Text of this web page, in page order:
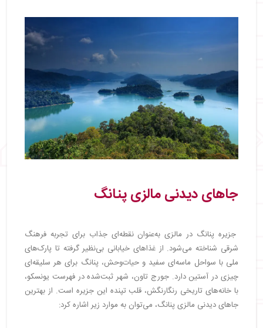
جاهای دیدنی مالزی پنانگ
جزیره پنانگ در مالزی به‌عنوان نقطه‌ای جذاب برای تجربه فرهنگ
شرقی شناخته می‌شود. از غذاهای خیابانی بی‌نظیر گرفته تا پارک‌های
ملی با سواحل ماسه‌ای سفید و حیات‌وحش، پنانگ برای هر سلیقه‌ای
چیزی در آستین دارد. جورج تاون، شهر ثبت‌شده در فهرست یونسکو،
با خانه‌های تاریخی رنگارنگش، قلب تپنده این جزیره است. از بهترین
جاهای دیدنی مالزی پنانگ، می‌توان به موارد زیر اشاره کرد: